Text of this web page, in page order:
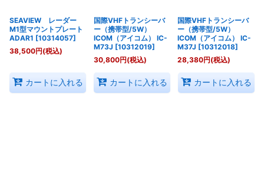
SEAVIEW レーダー
M1型マウントプレート
ADAR1 [10314057]
38,500円(税込)
カートに入れる
国際VHFトランシーバ
ー（携帯型/5W）
ICOM（アイコム） IC-
M73J [10312019]
30,800円(税込)
カートに入れる
国際VHFトランシーバ
ー（携帯型/5W）
ICOM（アイコム） IC-
M37J [10312018]
28,380円(税込)
カートに入れる